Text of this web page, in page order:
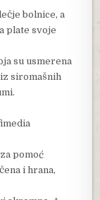
bolnice, a
plate svoje
su usmerena
siromašnih
pomoć
i hrana,